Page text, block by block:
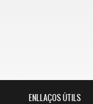
ENLLAÇOS ÚTILS